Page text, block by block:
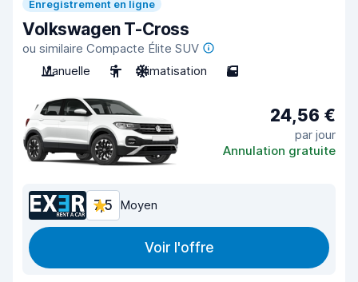
Enregistrement en ligne
Volkswagen T-Cross
ou similaire Compacte Élite SUV
Manuelle
5 Climatisation 5
24,56 €
par jour
Annulation gratuite
7,5 Moyen
Voir l'offre